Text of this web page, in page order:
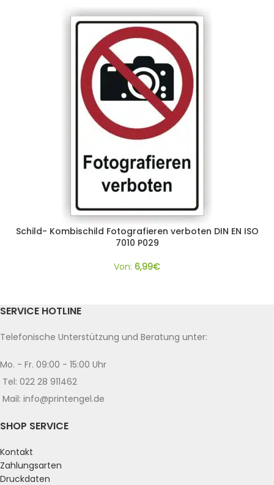
Schild- Kombischild Fotografieren verboten DIN EN ISO
7010 P029
Von: 6,99€
SERVICE HOTLINE
Telefonische Unterstützung und Beratung unter:
Mo. - Fr. 09:00 - 15:00 Uhr
Tel: 022 28 911462
Mail: info@printengel.de
SHOP SERVICE
Kontakt
Zahlungsarten
Druckdaten